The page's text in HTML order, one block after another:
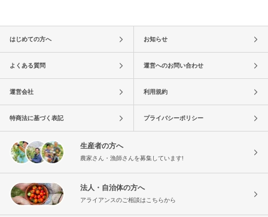
はじめての方へ お知らせ
よくある質問 運営へのお問い合わせ
運営会社 利用規約
特商法に基づく表記 プライバシーポリシー
生産者の方へ
農家さん・漁師さんを募集しています!
法人・自治体の方へ
アライアンスのご相談はこちらから